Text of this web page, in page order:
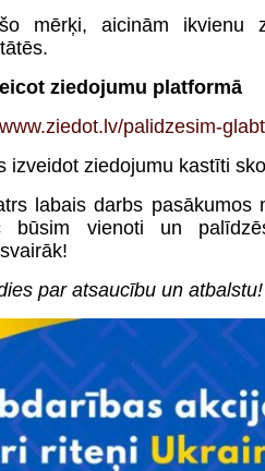
mērķi, aicinām ikvienu
ziedojumu platformā
palidzesim-
izveidot ziedojumu kastīti
labais darbs pasākumos
būsim vienoti un
par atsaucību un atbalstu!